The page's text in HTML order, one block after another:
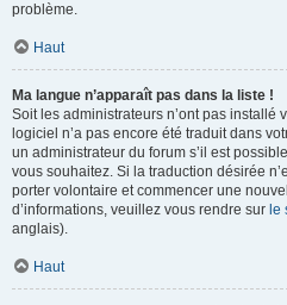
problème.
Haut
Ma langue n’apparaît pas dans la liste !
Soit les administrateurs n’ont pas installé
logiciel n’a pas encore été traduit dans
un administrateur du forum s’il est
vous souhaitez. Si la traduction désirée
porter volontaire et commencer une
d’informations, veuillez vous rendre sur le
anglais).
Haut